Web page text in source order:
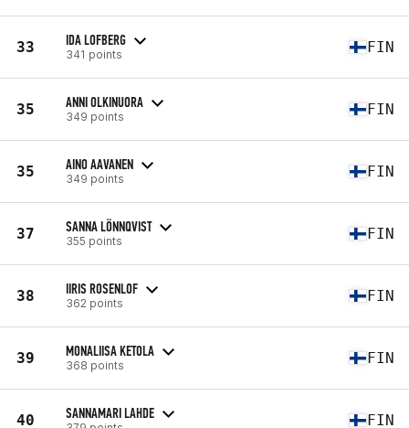
33 IDA LOFBERG
341 points FIN
35 ANNI OLKINUORA
349 points FIN
35 AINO AAVANEN
349 points FIN
37 SANNA LÖNNQVIST
355 points FIN
38 IIRIS ROSENLOF
362 points FIN
39 MONALIISA KETOLA
368 points FIN
40 SANNAMARI LAHDE FIN